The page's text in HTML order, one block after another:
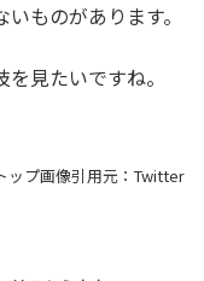
ものがあります。
見たいですね。
ップ画像引用元：Twitter